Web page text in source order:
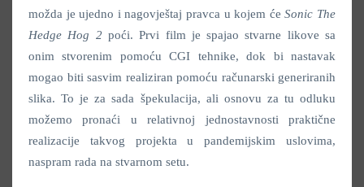
možda je ujedno i nagovještaj pravca u kojem ćeSonic The
Hedge Hog 2 poći. Prvi film je spajao stvarne likove sa
onim stvorenim pomoću CGI tehnike, dok bi nastavak
mogao biti sasvim realiziran pomoću računarski generiranih
slika. To je za sada špekulacija, ali osnovu za tu odluku
možemo pronaći u relativnoj jednostavnosti praktične
realizacije takvog projekta u pandemijskim uslovima,
naspram rada na stvarnom setu.